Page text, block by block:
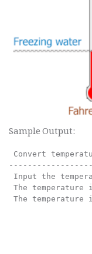
Sample Output:
Convert
Input
The